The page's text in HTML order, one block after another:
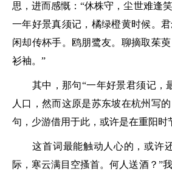
思，进而感慨：“休株守，尘世难逢
一年好景真须记，橘绿橙黄时候。
闲却传杯手。鸥朋鹭友。聊摘取茱
衫袖。”
其中，那句“一年好景君须记，
人口，然而这原是苏东坡在杭州写
句，少游借用于此，或许是在重阳时
这首词最能触动人心的，或许
际，寒云满目空搔首。何人送酒？”